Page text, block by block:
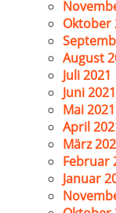
Oktober
August
Juli 2021
Juni 2021
Mai 2021
April
März
Februar
Januar